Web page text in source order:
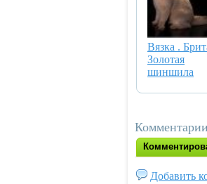
Вязка .
Золотая
шиншила
Добавить